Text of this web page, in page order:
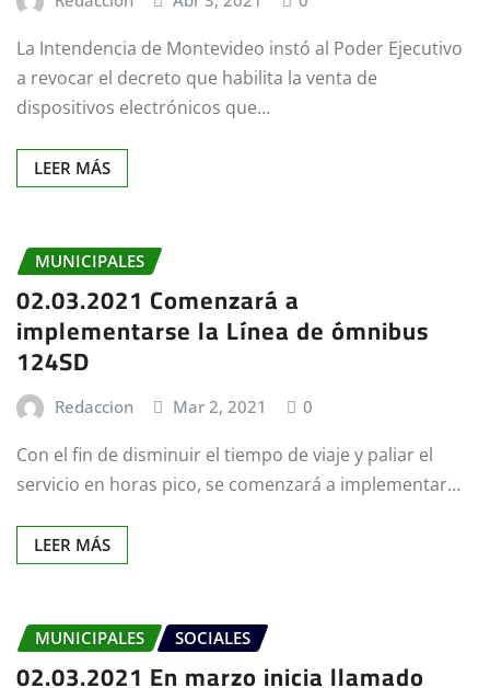
La Intendencia de Montevideo instó al Poder Ejecutivo
a revocar el decreto que habilita la venta de
dispositivos electrónicos que…
LEER MÁS
MUNICIPALES
02.03.2021 Comenzará a
implementarse la Línea de ómnibus
124SD
Redaccion Mar 2, 2021 0
Con el fin de disminuir el tiempo de viaje y paliar el
servicio en horas pico, se comenzará a implementar…
LEER MÁS
MUNICIPALES SOCIALES
02.03.2021 En marzo inicia llamado